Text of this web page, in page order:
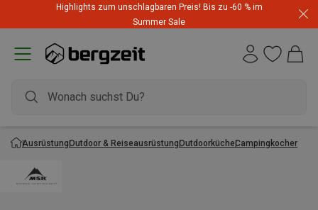
Highlights zum unschlagbaren Preis! Bis zu -60 % im
Summer Sale
AusrüstungOutdoor & ReiseausrüstungOutdoorkücheCampingkocher